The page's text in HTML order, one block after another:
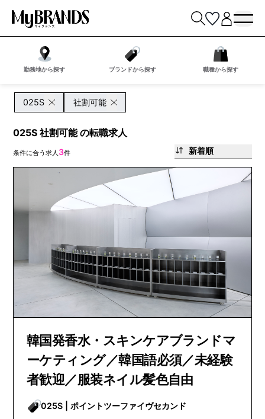
勤務地から探す ブランドから探す 職種から探す
025S 社割可能
025S 社割可能 の転職求人
条件に合う求人 3件 新着順
韓国発香水・スキンケアブランドマ
ーケティング／韓国語必須／未経験
者歓迎／服装ネイル髪色自由
025S | ポイントツーファイヴセカンド